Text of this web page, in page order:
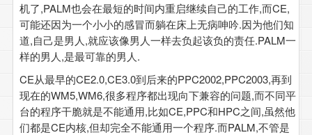
机了,PALM也会在最短的时间内重启继续自己的工作,而CE,
可能还因为一个小小的感冒而躺在床上无病呻吟.因为他们知
道,自己是男人,就应该像男人一样去负起该负的责任.PALM一
样的男人,是最可靠的男人.
CE从最早的CE2.0,CE3.0到后来的PPC2002,PPC2003,再到
现在的WM5,WM6,很多程序都出现向下兼容的问题,而不同平
台的程序干脆就是不能通用,比如CE,PPC和HPC之间,虽然他
们都是CE内核,但却完全不能通用一个程序.而PALM,不管是